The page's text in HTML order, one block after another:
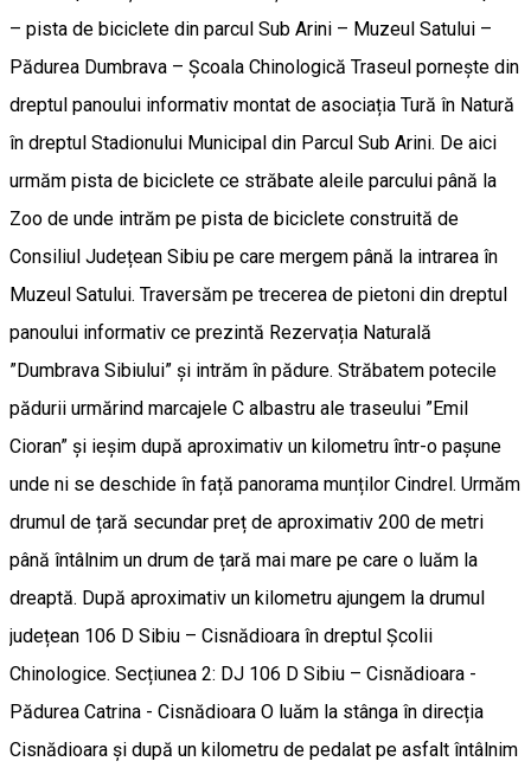
– pista de biciclete din parcul Sub Arini – Muzeul Satului –
Pădurea Dumbrava – Școala Chinologică Traseul pornește din
dreptul panoului informativ montat de asociația Tură în Natură
în dreptul Stadionului Municipal din Parcul Sub Arini. De aici
urmăm pista de biciclete ce străbate aleile parcului până la
Zoo de unde intrăm pe pista de biciclete construită de
Consiliul Județean Sibiu pe care mergem până la intrarea în
Muzeul Satului. Traversăm pe trecerea de pietoni din dreptul
panoului informativ ce prezintă Rezervația Naturală
”Dumbrava Sibiului” și intrăm în pădure. Străbatem potecile
pădurii urmărind marcajele C albastru ale traseului ”Emil
Cioran” și ieșim după aproximativ un kilometru într-o pașune
unde ni se deschide în față panorama munților Cindrel. Urmăm
drumul de țară secundar preț de aproximativ 200 de metri
până întâlnim un drum de țară mai mare pe care o luăm la
dreaptă. După aproximativ un kilometru ajungem la drumul
județean 106 D Sibiu – Cisnădioara în dreptul Școlii
Chinologice. Secțiunea 2: DJ 106 D Sibiu – Cisnădioara -
Pădurea Catrina - Cisnădioara O luăm la stânga în direcția
Cisnădioara și după un kilometru de pedalat pe asfalt întâlnim